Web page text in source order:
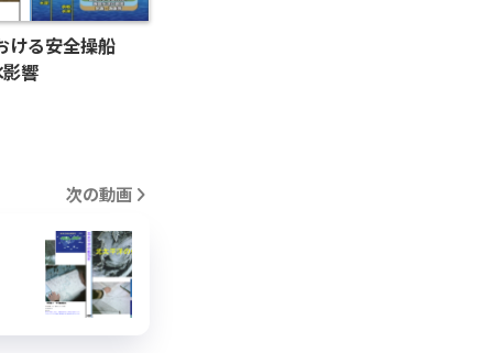
ける安全操船
響
次の動画